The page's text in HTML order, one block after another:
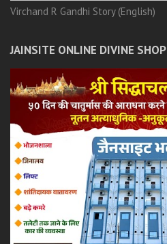
Virchand R Gandhi Story (English)
JAINSITE ONLINE DIVINE SHOP